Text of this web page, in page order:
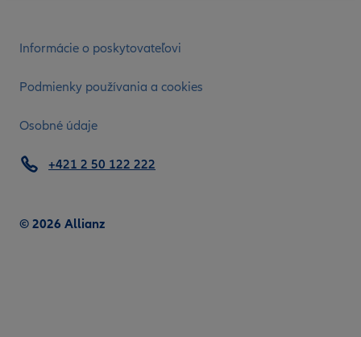
Informácie o poskytovateľovi
Podmienky používania a cookies
Osobné údaje
© 2026 Allianz
+421 2 50 122 222